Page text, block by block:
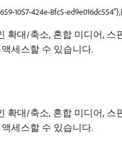
1057-424e-8fc5-
확대/축소, 혼합 미디어,
세스할 수 있습니다.
확대/축소, 혼합 미디어,
세스할 수 있습니다.